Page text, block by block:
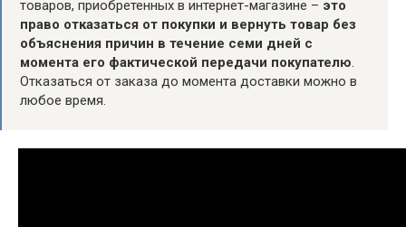
товаров, приобретенных в интернет-магазине – это
право отказаться от покупки и вернуть товар без
объяснения причин в течение семи дней с
момента его фактической передачи покупателю
Отказаться от заказа до момента доставки можно в
любое время.